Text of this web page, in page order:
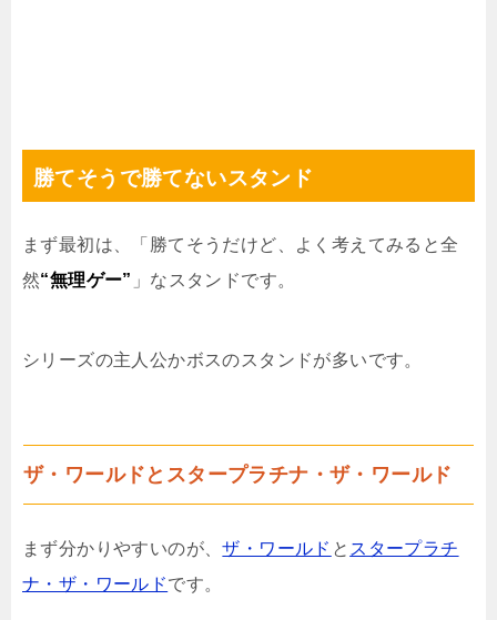
勝てそうで勝てないスタンド
まず最初は、「勝てそうだけど、よく考えてみると全
然“無理ゲー” 」なスタンドです。
シリーズの主人公かボスのスタンドが多いです。
ザ・ワールドとスタープラチナ・ザ・ワールド
まず分かりやすいのが、ザ・ワールド と スタープラチ
ナ・ザ・ワールドです。